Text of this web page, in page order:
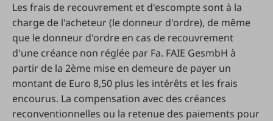
Les frais de recouvrement et d'escompte sont à la
charge de l'acheteur (le donneur d'ordre), de même
que le donneur d'ordre en cas de recouvrement
d'une créance non réglée par Fa. FAIE GesmbH à
partir de la 2ème mise en demeure de payer un
montant de Euro 8,50 plus les intérêts et les frais
encourus. La compensation avec des créances
reconventionnelles ou la retenue des paiements pour